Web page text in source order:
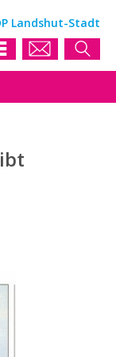
Landshut-Stadt